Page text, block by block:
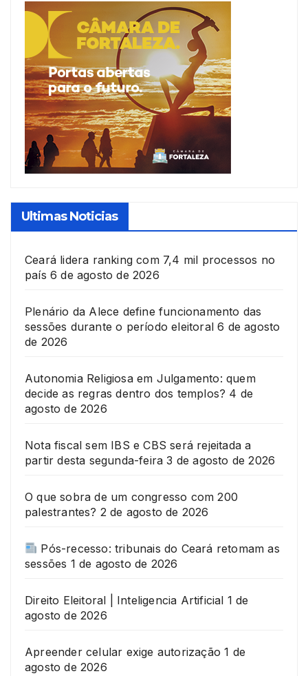
Ultimas Noticias
Ceará lidera ranking com 7,4 mil processos no
país 6 de agosto de 2026
Plenário da Alece define funcionamento das
sessões durante o período eleitoral 6 de agosto
de 2026
Autonomia Religiosa em Julgamento: quem
decide as regras dentro dos templos? 4 de
agosto de 2026
Nota fiscal sem IBS e CBS será rejeitada a
partir desta segunda-feira 3 de agosto de 2026
O que sobra de um congresso com 200
palestrantes? 2 de agosto de 2026
Pós-recesso: tribunais do Ceará retomam as
sessões 1 de agosto de 2026
Direito Eleitoral | Inteligencia Artificial 1 de
agosto de 2026
Apreender celular exige autorização 1 de
agosto de 2026